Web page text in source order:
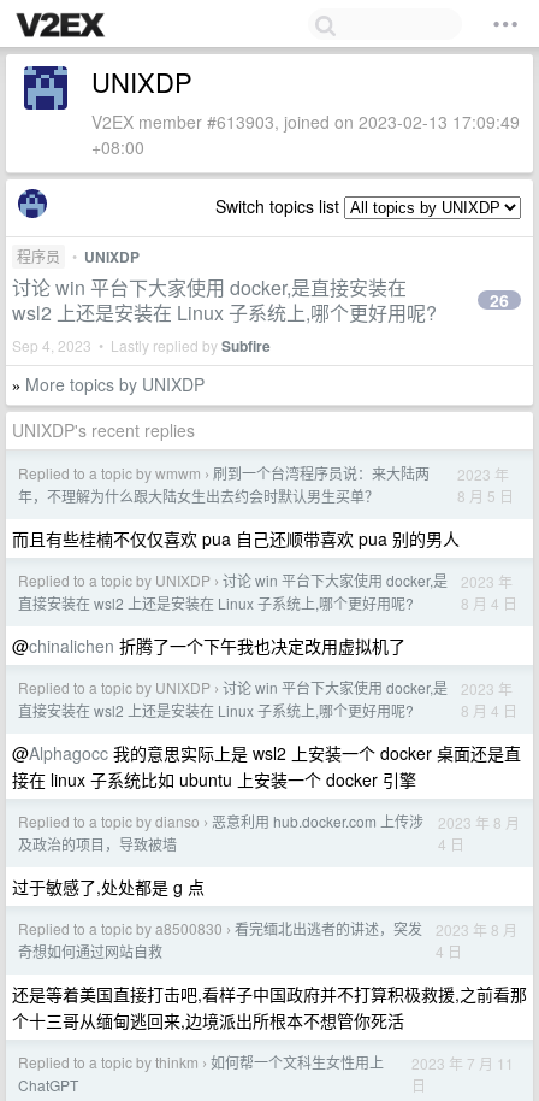
UNIXDP
V2EX member #613903, joined on 2023-02-13 17:09:49
+08:00
Switch topics list
程序员 • UNIXDP
讨论 win 平台下大家使用 docker,是直接安装在
wsl2 上还是安装在 Linux 子系统上,哪个更好用呢?
Sep 4, 2023 • Lastly replied bySubfire
26
» More topics by UNIXDP
UNIXDP's recent replies
Replied to a topic by wmwm › 刷到一个台湾程序员说：来大陆两
年，不理解为什么跟大陆女生出去约会时默认男生买单？
2023 年
8 月 5 日
而且有些桂楠不仅仅喜欢 pua 自己还顺带喜欢 pua 别的男人
Replied to a topic by UNIXDP › 讨论 win 平台下大家使用 docker,是
直接安装在 wsl2 上还是安装在 Linux 子系统上,哪个更好用呢?
2023 年
8 月 4 日
@chinalichen 折腾了一个下午我也决定改用虚拟机了
Replied to a topic by UNIXDP › 讨论 win 平台下大家使用 docker,是
直接安装在 wsl2 上还是安装在 Linux 子系统上,哪个更好用呢?
2023 年
8 月 4 日
@Alphagocc 我的意思实际上是 wsl2 上安装一个 docker 桌面还是直
接在 linux 子系统比如 ubuntu 上安装一个 docker 引擎
Replied to a topic by dianso › 恶意利用 hub.docker.com 上传涉
及政治的项目，导致被墙
2023 年 8 月
4 日
过于敏感了,处处都是 g 点
Replied to a topic by a8500830 › 看完缅北出逃者的讲述，突发
奇想如何通过网站自救
2023 年 8 月
4 日
还是等着美国直接打击吧,看样子中国政府并不打算积极救援,之前看那
个十三哥从缅甸逃回来,边境派出所根本不想管你死活
Replied to a topic by thinkm › 如何帮一个文科生女性用上
ChatGPT
2023 年 7 月 11
日